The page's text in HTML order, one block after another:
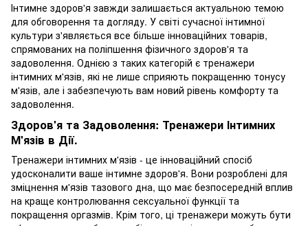
Інтимне здоров'я завжди залишається актуальною темою
для обговорення та догляду. У світі сучасної інтимної
культури з'являється все більше інноваційних товарів,
спрямованих на поліпшення фізичного здоров'я та
задоволення. Однією з таких категорій є тренажери
інтимних м'язів, які не лише сприяють покращенню тонусу
м'язів, але і забезпечують вам новий рівень комфорту та
задоволення.
Здоров'я та Задоволення: Тренажери Інтимних
М'язів в Дії.
Тренажери інтимних м'язів - це інноваційний спосіб
удосконалити ваше інтимне здоров'я. Вони розроблені для
зміцнення м'язів тазового дна, що має безпосередній вплив
на краще контролювання сексуальної функції та
покращення оргазмів. Крім того, ці тренажери можуть бути